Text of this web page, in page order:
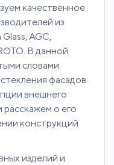
качественное
из
AGC,
В данной
словами
фасадов
внешнего
расскажем о его
конструкций
изделий и